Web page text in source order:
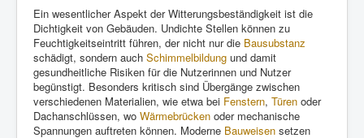
Ein wesentlicher Aspekt der Witterungsbeständigkeit ist die
Dichtigkeit von Gebäuden. Undichte Stellen können zu
Feuchtigkeitseintritt führen, der nicht nur die Bausubstanz
schädigt, sondern auch Schimmelbildung und damit
gesundheitliche Risiken für die Nutzerinnen und Nutzer
begünstigt. Besonders kritisch sind Übergänge zwischen
verschiedenen Materialien, wie etwa bei Fenstern, Türen oder
Dachanschlüssen, wo Wärmebrücken oder mechanische
Spannungen auftreten können. Moderne Bauweisen setzen